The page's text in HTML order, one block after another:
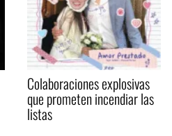
Colaboraciones explosivas
que prometen incendiar las
listas